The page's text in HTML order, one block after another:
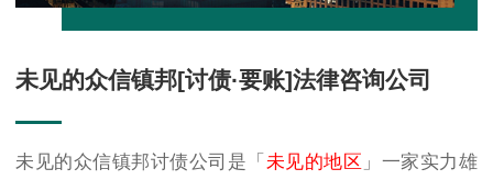
未见的众信镇邦[讨债·要账]法律咨询公司
未见的众信镇邦讨债公司是「 未见的地区 」一家实力雄